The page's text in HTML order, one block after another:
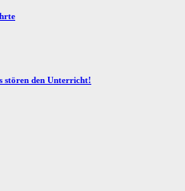
stören den Unterricht!